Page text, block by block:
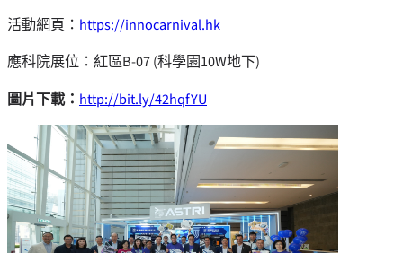
活動網頁： https://innocarnival.hk
應科院展位：紅區B-07 (科學園10W地下)
圖片下載： http://bit.ly/42hqfYU